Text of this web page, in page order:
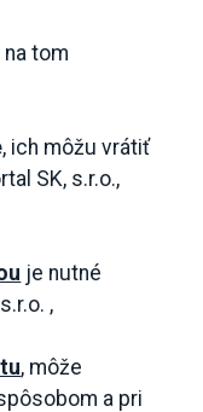
tom
, ich môžu vrátiť
SK, s.r.o.,
je nutné
,
, môže
a pri